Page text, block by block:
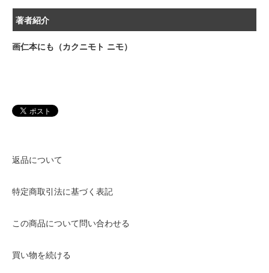
著者紹介
画仁本にも（カクニモト ニモ）
返品について
特定商取引法に基づく表記
この商品について問い合わせる
買い物を続ける